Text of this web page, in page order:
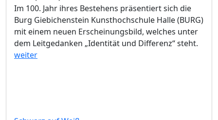
Im 100. Jahr ihres Bestehens präsentiert sich die
Burg Giebichenstein Kunsthochschule Halle (BURG)
mit einem neuen Erscheinungsbild, welches unter
dem Leitgedanken „Identität und Differenz“ steht.
weiter